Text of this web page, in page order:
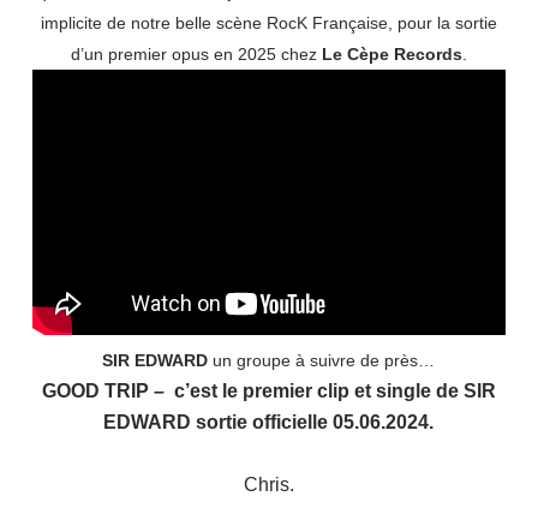
implicite de notre belle scène RocK Française, pour la sortie
d’un premier opus en 2025 chez Le Cèpe Records
SIR EDWARD un groupe à suivre de près…
GOOD TRIP – c’est le premier clip et single de SIR
EDWARD sortie officielle 05.06.2024.
Chris.